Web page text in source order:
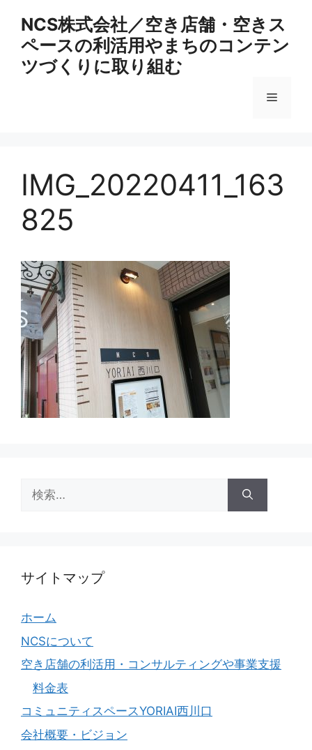
NCS株式会社／空き店舗・空きス
ペースの利活用やまちのコンテン
ツづくりに取り組む
メ
ュ
IMG_20220411_163
825
索:
サイトマップ
ホーム
NCSについて
空き店舗の利活用・コンサルティングや事業支援
料金表
コミュニティスペースYORIAI西川口
会社概要・ビジョン